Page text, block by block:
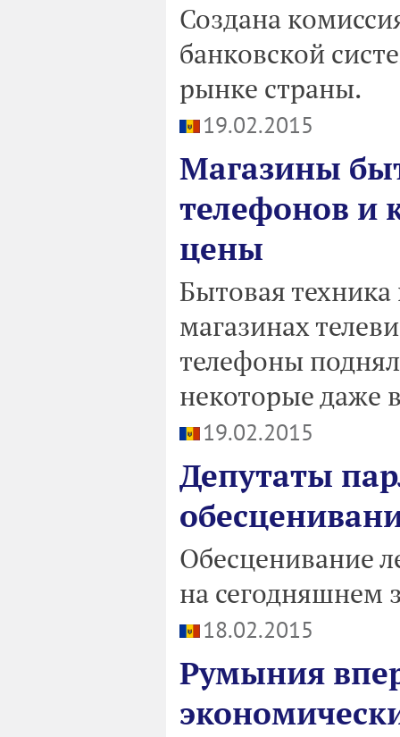
Создана
банковской
рынке страны.
19.02.2015
Магазины
телефонов и
цены
Бытовая
магазинах
телефоны
некоторые даже
19.02.2015
Депутаты
Обесценивание
на сегодняшнем
18.02.2015
Румыния